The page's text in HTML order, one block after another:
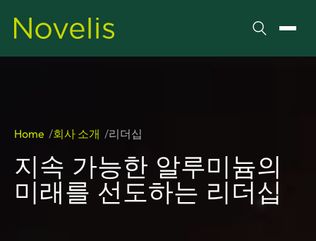
검색 메뉴
Home 회사 소개 리더십
지속 가능한 알루미늄의
미래를 선도하는 리더십